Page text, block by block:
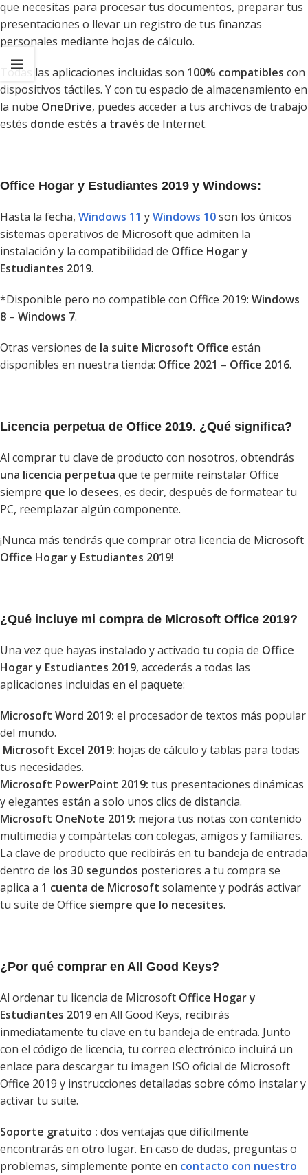
que necesitas para procesar tus documentos, preparar tus
presentaciones o llevar un registro de tus finanzas
personales mediante hojas de cálculo.
Todas las aplicaciones incluidas son 100% compatibles con
dispositivos táctiles. Y con tu espacio de almacenamiento en
la nube OneDrive, puedes acceder a tus archivos de trabajo
estés donde estés a través de Internet.
Office Hogar y Estudiantes 2019 y Windows:
Hasta la fecha, Windows 11 yWindows 10son los únicos
sistemas operativos de Microsoft que admiten la
instalación y la compatibilidad de Office Hogar y
Estudiantes 2019.
*Disponible pero no compatible con Office 2019: Windows
8 – Windows 7.
Otras versiones de la suite Microsoft Office están
disponibles en nuestra tienda: Office 2021 – Office 2016.
Licencia perpetua de Office 2019. ¿Qué significa?
Al comprar tu clave de producto con nosotros, obtendrás
una licencia perpetua que te permite reinstalar Office
siempre que lo desees, es decir, después de formatear tu
PC, reemplazar algún componente.
¡Nunca más tendrás que comprar otra licencia de Microsoft
Office Hogar y Estudiantes 2019!
¿Qué incluye mi compra de Microsoft Office 2019?
Una vez que hayas instalado y activado tu copia de Office
Hogar y Estudiantes 2019, accederás a todas las
aplicaciones incluidas en el paquete:
Microsoft Word 2019: el procesador de textos más popular
del mundo.
Microsoft Excel 2019: hojas de cálculo y tablas para todas
tus necesidades.
Microsoft PowerPoint 2019: tus presentaciones dinámicas
y elegantes están a solo unos clics de distancia.
Microsoft OneNote 2019: mejora tus notas con contenido
multimedia y compártelas con colegas, amigos y familiares.
La clave de producto que recibirás en tu bandeja de entrada
dentro de los 30 segundos posteriores a tu compra se
aplica a 1 cuenta de Microsoft solamente y podrás activar
tu suite de Office siempre que lo necesites.
¿Por qué comprar en All Good Keys?
Al ordenar tu licencia de Microsoft Office Hogar y
Estudiantes 2019en All Good Keys, recibirás
inmediatamente tu clave en tu bandeja de entrada. Junto
con el código de licencia, tu correo electrónico incluirá un
enlace para descargar tu imagen ISO oficial de Microsoft
Office 2019 y instrucciones detalladas sobre cómo instalar y
activar tu suite.
Soporte gratuito : dos ventajas que difícilmente
encontrarás en otro lugar. En caso de dudas, preguntas o
problemas, simplemente ponte en contacto con nuestro